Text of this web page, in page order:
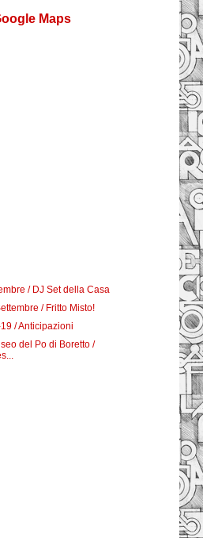
Maps
/ DJ Set della Casa
/ Fritto Misto!
/ Anticipazioni
del Po di Boretto /